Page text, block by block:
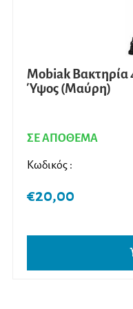
Mobiak Βακτηρία
Ύψος (Μαύρη)
ΣΕ ΑΠΟΘΕΜΑ
Κωδικός :
€20,00